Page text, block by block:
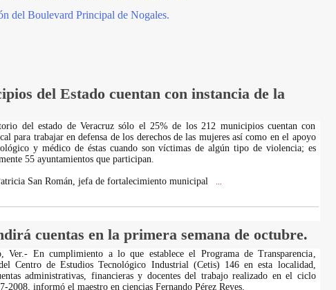
del Boulevard Principal de Nogales.
del Estado cuentan con instancia de la
del estado de Veracruz sólo el 25% de los 212 municipios cuentan con
para trabajar en defensa de los derechos de las mujeres así como en el apoyo
y médico de éstas cuando son víctimas de algún tipo de violencia; es
55 ayuntamientos que participan.
San Román, jefa de fortalecimiento municipal
cuentas en la primera semana de octubre.
Ver.- En cumplimiento a lo que establece el Programa de Transparencia,
Centro de Estudios Tecnológico Industrial (Cetis) 146 en esta localidad,
administrativas, financieras y docentes del trabajo realizado en el ciclo
2008, informó el maestro en ciencias Fernando Pérez Reyes.